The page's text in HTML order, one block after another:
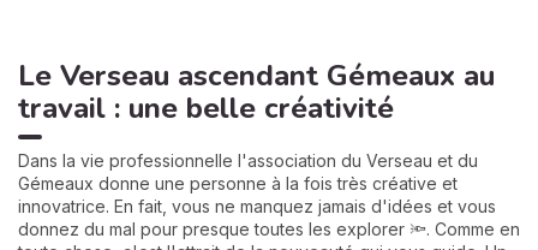
Le Verseau ascendant Gémeaux au
travail : une belle créativité
Dans la vie professionnelle l'association du Verseau et du
Gémeaux donne une personne à la fois très créative et
innovatrice. En fait, vous ne manquez jamais d'idées et vous
donnez du mal pour presque toutes les explorer 🔦. Comme en